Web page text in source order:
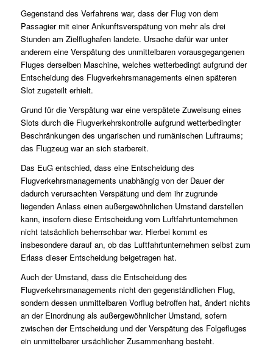
Gegenstand des Verfahrens war, dass der Flug von dem
Passagier mit einer Ankunftsverspätung von mehr als drei
Stunden am Zielflughafen landete. Ursache dafür war unter
anderem eine Verspätung des unmittelbaren vorausgegangenen
Fluges derselben Maschine, welches wetterbedingt aufgrund der
Entscheidung des Flugverkehrsmanagements einen späteren
Slot zugeteilt erhielt.
Grund für die Verspätung war eine verspätete Zuweisung eines
Slots durch die Flugverkehrskontrolle aufgrund wetterbedingter
Beschränkungen des ungarischen und rumänischen Luftraums;
das Flugzeug war an sich starbereit.
Das EuG entschied, dass eine Entscheidung des
Flugverkehrsmanagements unabhängig von der Dauer der
dadurch verursachten Verspätung und dem ihr zugrunde
liegenden Anlass einen außergewöhnlichen Umstand darstellen
kann, insofern diese Entscheidung vom Luftfahrtunternehmen
nicht tatsächlich beherrschbar war. Hierbei kommt es
insbesondere darauf an, ob das Luftfahrtunternehmen selbst zum
Erlass dieser Entscheidung beigetragen hat.
Auch der Umstand, dass die Entscheidung des
Flugverkehrsmanagements nicht den gegenständlichen Flug,
sondern dessen unmittelbaren Vorflug betroffen hat, ändert nichts
an der Einordnung als außergewöhnlicher Umstand, sofern
zwischen der Entscheidung und der Verspätung des Folgefluges
ein unmittelbarer ursächlicher Zusammenhang besteht.